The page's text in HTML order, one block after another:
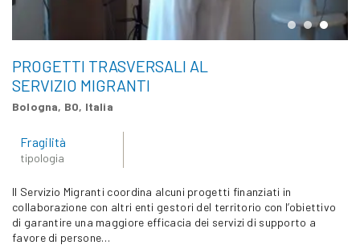
PROGETTI TRASVERSALI AL
SERVIZIO MIGRANTI
Bologna, BO, Italia
Fragilità
tipologia
Il Servizio Migranti coordina alcuni progetti finanziati in
collaborazione con altri enti gestori del territorio con l’obiettivo
di garantire una maggiore efficacia dei servizi di supporto a
favore di persone…